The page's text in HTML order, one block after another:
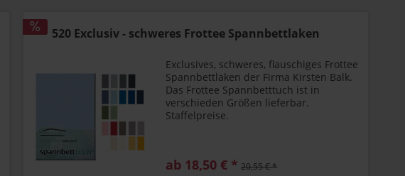
520 Exclusiv - schweres Frottee Spannbettlaken
Exclusives, schweres, flauschiges Frottee
Spannbettlaken der Firma Kirsten Balk.
Das Frottee Spannbetttuch ist in
verschieden Größen lieferbar.
Staffelpreise.
ab 18,50 € * 20,55 € *